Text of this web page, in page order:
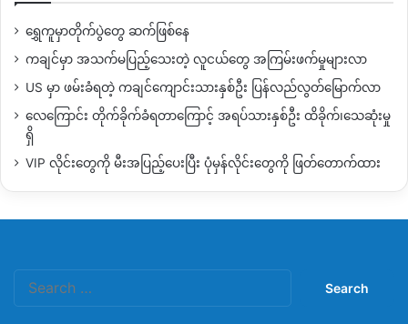
လောက်တော့ပိတ်မိနေတယ် ဖုန်းကလည်း
ဆက်သွယ်လို့ရတယ် ဘယ်လို့မှသွားကယ်ထုတ်လို့မရဖြစ်နေ
တယ် “လို့သူကပြောပါတယ်။
နန့်သာကျေးရွာထဲက ပိတ်မိပြည်သူတွေကို ကယ်ထုတ်နိုင်ဖို့
ကောင်စီတပ်နဲ့
တော်လှန်ရေးအင်အားစုတွေဘက်ကို တာဝန်ရှိသူ
ညှိုနိုင်းနေဆဲပဲလို့သိရပြီး
ပိတ်မိနေတဲ့ဒဏ်ရာရပြည်သူတွေ
ကိုအချိန်မှီမကယ်ထုတ်နိုင်ရင်
လို့ ဆိုပါတယ်။
လက်ရှိ နန့် သာကျေးရွာဘုန်းတော်ကြီးကျောင်းမှာလက်ရှိ
အင်အား ၅၀ ဝန်းကျင်လောက်ရှိနေတာဖြစ်ပြီး
နှစ်ဖက်စစ်ရေး
တင်းမာနေဆဲဖြစ်တာကြောင့် အနီးဝန်းကျင်က ကျေးရွာအများ
ရွှေကူမှာတိုက်ပွဲတွေ ဆက်ဖြစ်နေ
ကချင်မှာ အသက်မပြည့်သေးတဲ့ လူငယ်တွေ အကြမ်းဖက်မှုများလာ
US မှာ ဖမ်းခံရတဲ့ ကချင်ကျောင်းသားနှစ်ဦး ပြန်လည်လွတ်မြောက်လာ
လေကြောင်း တိုက်ခိုက်ခံရတာကြောင့် အရပ်သားနှစ်ဦး ထိခိုက်၊သေဆုံးမှု
ရှိ
VIP လိုင်းတွေကို မီးအပြည့်ပေးပြီး ပုံမှန်လိုင်းတွေကို ဖြတ်တောက်ထား